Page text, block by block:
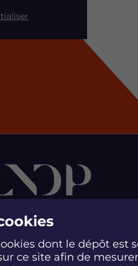
dont le dépôt est
ce site afin de mesurer
contactez la
244 boulevard Saint-